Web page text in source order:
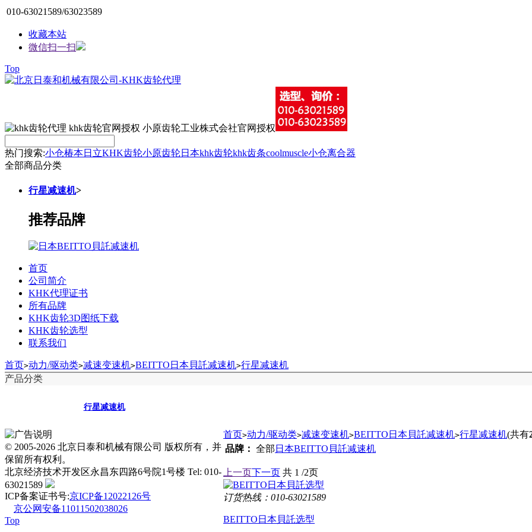
010-63021589/63023589
收藏本站
微信扫一扫
Top
热门搜索:小仓椿本日立KHK齿轮小原齿轮日本khk齿轮khk齿条coolmuscle小仓离合器
全部商品分类
行星减速机>
推荐品牌
首页
公司简介
KHK代理证书
所有品牌
KHK齿轮3D图纸下载
KHK齿轮选型
联系我们
首页>动力/驱动类>减速变速机>BEITTO日本貝託减速机>行星减速机
产品分类
行星减速机
首页>动力/驱动类>减速变速机>BEITTO日本貝託减速机>行星减速机(共有
品牌： 全部 日本BEITTO貝託减速机
上一页下一页 共 1 /2页
订货热线：010-63021589
BEITTO日本貝託选型
© 2005-2026 北京日泰和机械有限公司 版权所有，并
保留所有权利。
北京经济技术开发区永昌东四路6号院1号楼 Tel: 010-
63021589
ICP备案证书号:京ICP备12022126号
京公网安备11011502038026
Top